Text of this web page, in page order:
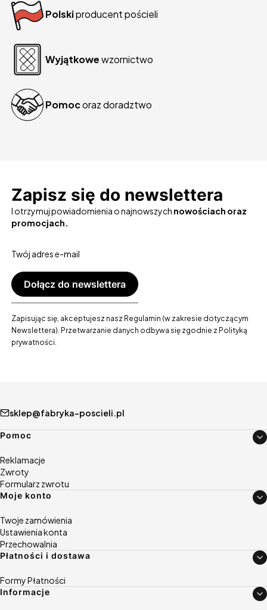
Polskiproducent pościeli
Wyjątkowewzornictwo
Pomocoraz doradztwo
Zapisz się do newslettera
I otrzymuj powiadomienia o najnowszych nowościach oraz
promocjach.
Twój adres e-mail
Dołącz do newslettera
Zapisując się, akceptujesz nasz Regulamin (w zakresie dotyczącym
Newslettera). Przetwarzanie danych odbywa się zgodnie z Polityką
prywatności.
sklep@fabryka-poscieli.pl
Linki w stopce
Pomoc
Reklamacje
Zwroty
Formularz zwrotu
Moje konto
Twoje zamówienia
Ustawienia konta
Przechowalnia
Płatności i dostawa
Formy Płatności
Informacje